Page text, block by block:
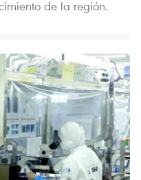
de la región.